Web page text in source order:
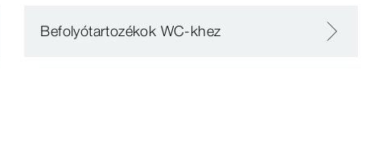
Befolyótartozékok WC-khez